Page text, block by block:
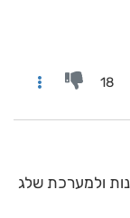
18
ולמערכת שלג